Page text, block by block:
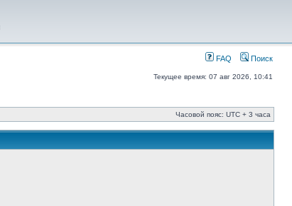
FAQ Поиск
Текущее время: 07 авг 2026, 10:41
Часовой пояс: UTC + 3 часа